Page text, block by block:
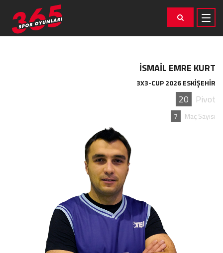
İSMAİL EMRE KURT
3X3-CUP 2026 ESKİŞEHİR
20 Pivot
7 Maç Sayısı